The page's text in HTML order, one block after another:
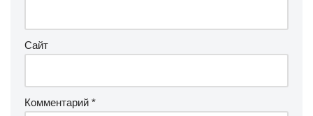
Сайт
Комментарий *